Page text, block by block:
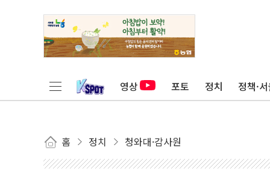
영상 포토 정치 정책·
홈 정치 청와대·감사원